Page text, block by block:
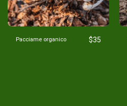
Pacciame organico $35